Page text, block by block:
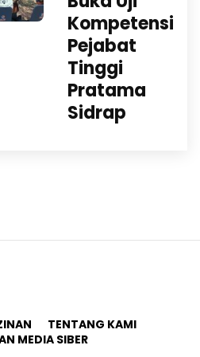
Kompetensi
Pejabat
Tinggi
Pratama
Sidrap
TENTANG KAMI
MEDIA SIBER